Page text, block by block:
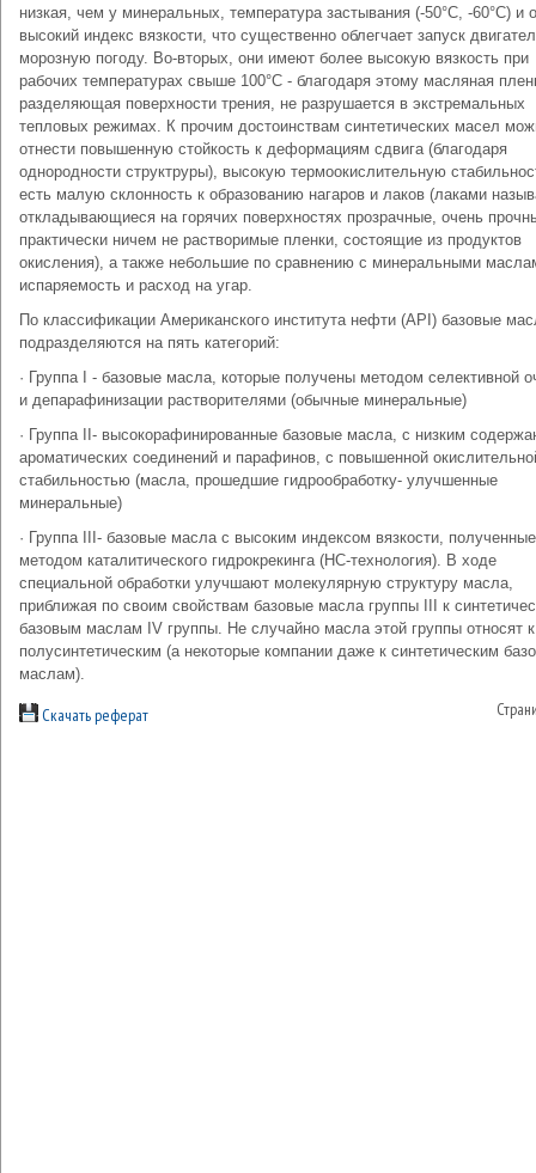
низкая, чем у минеральных, температура застывания (-50°С, -60°C) и
высокий индекс вязкости, что существенно облегчает запуск
морозную погоду. Во-вторых, они имеют более высокую вязкость при
рабочих температурах свыше 100°C - благодаря этому масляная
разделяющая поверхности трения, не разрушается в экстремальных
тепловых режимах. К прочим достоинствам синтетических масел
отнести повышенную стойкость к деформациям сдвига (благодаря
однородности структруры), высокую термоокислительную
есть малую склонность к образованию нагаров и лаков (лаками
откладывающиеся на горячих поверхностях прозрачные, очень
практически ничем не растворимые пленки, состоящие из продуктов
окисления), а также небольшие по сравнению с минеральными
испаряемость и расход на угар.
По классификации Американского института нефти (API) базовые
подразделяются на пять категорий:
· Группа I - базовые масла, которые получены методом селективной
и депарафинизации растворителями (обычные минеральные)
· Группа II- высокорафинированные базовые масла, с низким
ароматических соединений и парафинов, с повышенной
стабильностью (масла, прошедшие гидрообработку- улучшенные
минеральные)
· Группа III- базовые масла с высоким индексом вязкости, полученные
методом каталитического гидрокрекинга (НС-технология). В ходе
специальной обработки улучшают молекулярную структуру масла,
приближая по своим свойствам базовые масла группы III к
базовым маслам IV группы. Не случайно масла этой группы относят к
полусинтетическим (а некоторые компании даже к синтетическим
маслам).
Скачать реферат